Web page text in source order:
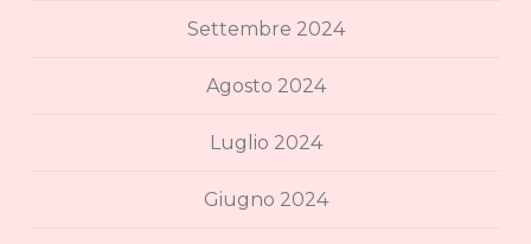
Settembre 2024
Agosto 2024
Luglio 2024
Giugno 2024